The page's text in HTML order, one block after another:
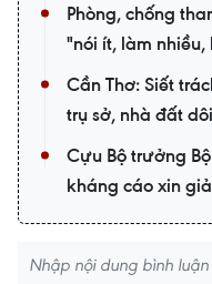
Phòng, chống
"nói ít, làm
Cần Thơ: Siết
trụ sở, nhà đất
Cựu Bộ trưởng
kháng cáo xin